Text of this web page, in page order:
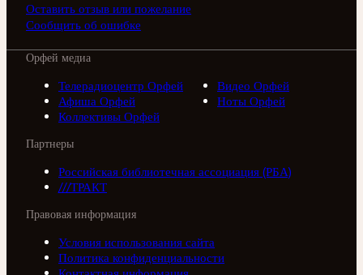
Оставить отзыв или пожелание
Сообщить об ошибке
Орфей медиа
Телерадиоцентр Орфей
Видео Орфей
Афиша Орфей
Ноты Орфей
Коллективы Орфей
Партнеры
Российская библиотечная ассоциация (РБА)
///ТРАКТ
Правовая информация
Условия использования сайта
Политика конфиденциальности